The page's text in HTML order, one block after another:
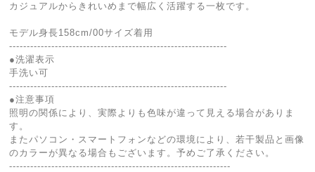
カジュアルからきれいめまで幅広く活躍する一枚です。
モデル身長158cm/00サイズ着用
--------------------------------------------------------------
●洗濯表示
手洗い可
--------------------------------------------------------------
●注意事項
照明の関係により、実際よりも色味が違って見える場合がありま
す。
またパソコン・スマートフォンなどの環境により、若干製品と画像
のカラーが異なる場合もございます。予めご了承ください。
---------------------------------------------------------------